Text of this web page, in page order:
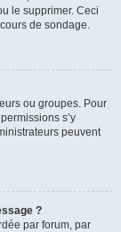
le supprimer. Ceci
de sondage.
ou groupes. Pour
s’y
peuvent
?
par forum, par